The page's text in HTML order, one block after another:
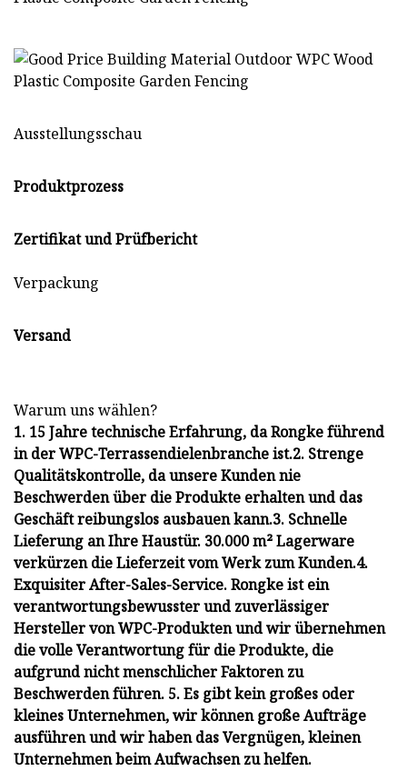
Ausstellungsschau
Produktprozess
Zertifikat und Prüfbericht
Verpackung
Versand
Warum uns wählen?
1. 15 Jahre technische Erfahrung, da Rongke führend
in der WPC-Terrassendielenbranche ist.2. Strenge
Qualitätskontrolle, da unsere Kunden nie
Beschwerden über die Produkte erhalten und das
Geschäft reibungslos ausbauen kann.3. Schnelle
Lieferung an Ihre Haustür. 30.000 m² Lagerware
verkürzen die Lieferzeit vom Werk zum Kunden.4.
Exquisiter After-Sales-Service. Rongke ist ein
verantwortungsbewusster und zuverlässiger
Hersteller von WPC-Produkten und wir übernehmen
die volle Verantwortung für die Produkte, die
aufgrund nicht menschlicher Faktoren zu
Beschwerden führen. 5. Es gibt kein großes oder
kleines Unternehmen, wir können große Aufträge
ausführen und wir haben das Vergnügen, kleinen
Unternehmen beim Aufwachsen zu helfen.